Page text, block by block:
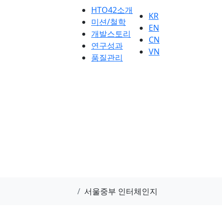
HTO42소개
미션/철학
개발스토리
연구성과
품질관리
KR
EN
CN
VN
서울중부 인터체인지